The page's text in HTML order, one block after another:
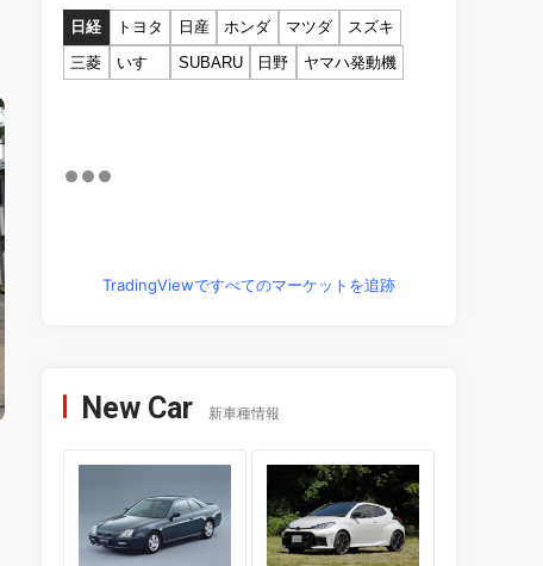
日経 トヨタ 日産 ホンダ マツダ
スズキ
三菱
いすゞ SUBARU 日野 ヤマハ発動機
TradingViewですべてのマーケットを追跡
New Car 新車種情報